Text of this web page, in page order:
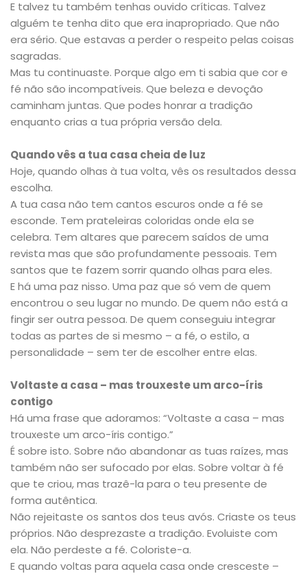
E talvez tu também tenhas ouvido críticas. Talvez
alguém te tenha dito que era inapropriado. Que não
era sério. Que estavas a perder o respeito pelas coisas
sagradas.
Mas tu continuaste. Porque algo em ti sabia que cor e
fé não são incompatíveis. Que beleza e devoção
caminham juntas. Que podes honrar a tradição
enquanto crias a tua própria versão dela.
Quando vês a tua casa cheia de luz
Hoje, quando olhas à tua volta, vês os resultados dessa
escolha.
A tua casa não tem cantos escuros onde a fé se
esconde. Tem prateleiras coloridas onde ela se
celebra. Tem altares que parecem saídos de uma
revista mas que são profundamente pessoais. Tem
santos que te fazem sorrir quando olhas para eles.
E há uma paz nisso. Uma paz que só vem de quem
encontrou o seu lugar no mundo. De quem não está a
fingir ser outra pessoa. De quem conseguiu integrar
todas as partes de si mesmo – a fé, o estilo, a
personalidade – sem ter de escolher entre elas.
Voltaste a casa – mas trouxeste um arco-íris
contigo
Há uma frase que adoramos: “Voltaste a casa – mas
trouxeste um arco-íris contigo.”
É sobre isto. Sobre não abandonar as tuas raízes, mas
também não ser sufocado por elas. Sobre voltar à fé
que te criou, mas trazê-la para o teu presente de
forma autêntica.
Não rejeitaste os santos dos teus avós. Criaste os teus
próprios. Não desprezaste a tradição. Evoluiste com
ela. Não perdeste a fé. Coloriste-a.
E quando voltas para aquela casa onde cresceste –